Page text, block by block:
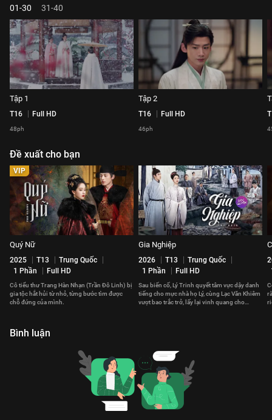
01-30 31-40
Tập 1
T16 Full HD
48ph
Tập 2
T16 Full HD
46ph
Đề xuất cho bạn
VIP
Quý Nữ
2025 T13
Trung Quốc
1 Phần
Full HD
Cô tiểu thư Trang Hàn Nhạn (Trần Đô Linh) bị
gia tộc hắt hủi từ nhỏ, từng bước tìm được
chỗ đứng của mình.
Gia Nghiệp
2026 T13
Trung Quốc
1 Phần
Full HD
Sau biến cố, Lý Trinh quyết tâm vực dậy danh
tiếng cho mực nhà họ Lý, cùng Lạc Văn Khiêm
vượt bao trắc trở, lấy lại vinh quang cho
Bình luận